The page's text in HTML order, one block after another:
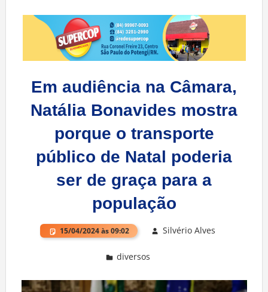
Em audiência na Câmara,
Natália Bonavides mostra
porque o transporte
público de Natal poderia
ser de graça para a
população
15/04/2024 às 09:02 Silvério Alves
diversos